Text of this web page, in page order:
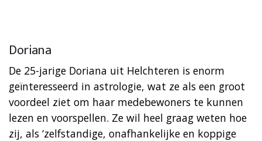
Doriana
De 25-jarige Doriana uit Helchteren is enorm
geïnteresseerd in astrologie, wat ze als een groot
voordeel ziet om haar medebewoners te kunnen
lezen en voorspellen. Ze wil heel graag weten hoe
zij, als ‘zelfstandige, onafhankelijke en koppige